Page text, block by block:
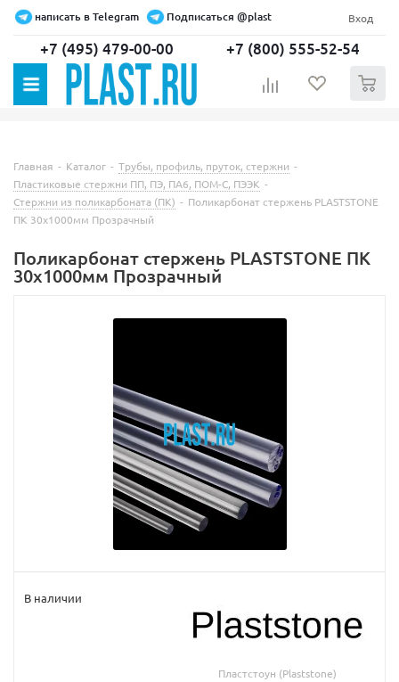
написать в Telegram Подписаться @plast Вход
+7 (495) 479-00-00 +7 (800) 555-52-54
Главная - Каталог - Трубы, профиль, пруток, стержни -
Пластиковые стержни ПП, ПЭ, ПА6, ПОМ-С, ПЭЭК -
Стержни из поликарбоната (ПК) - Поликарбонат стержень PLASTSTONE
ПК 30х1000мм Прозрачный
Поликарбонат стержень PLASTSTONE ПК
30х1000мм Прозрачный
В наличии
Пластстоун (Plaststone)